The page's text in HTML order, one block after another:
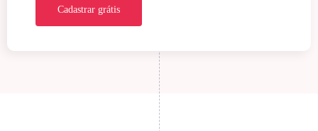
Cadastrar grátis